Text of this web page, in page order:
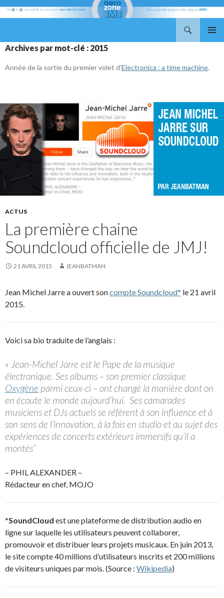
AU
Archives par mot-clé : 2015
Année de la sortie du premier volet d’Electronica : a time machine.
ACTUS
La première chaine
Soundcloud officielle de JMJ!
21 AVRIL 2015 JEANBATMAN
Jean Michel Jarre a ouvert soncompte Soundcloud* le 21 avril
2015.
Voici sa bio traduite de l’anglais :
« Jean-Michel Jarre est le Pape de la musique
électronique. Ses albums – son premier classique
Oxygène parmi ceux-ci – ont changé la manière dont on
en écoute le monde aujourd’hui. Ses camarades
musiciens et DJs actuels se réfèrent à son influence et à
son sens de l’innovation, à la fois en studio et au sujet des
expériences de concerts extérieurs immersifs qu’il a
montés”
– PHIL ALEXANDER –
Rédacteur en chef, MOJO
*SoundCloud est une plateforme de distribution audio en
ligne sur laquelle les utilisateurs peuvent collaborer,
promouvoir et distribuer leurs projets musicaux. En juin 2013,
le site compte 40 millions d’utilisateurs inscrits et 200 millions
de visiteurs uniques par mois. (Source : Wikipedia)